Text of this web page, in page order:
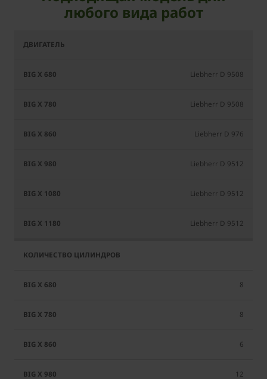
любого вида работ
BiG
680
1080
1180
Liebherr D 9508
Liebherr D 9508
Liebherr D 976
Liebherr D 9512
Liebherr D 9512
Liebherr D 9512
8
8
6
12